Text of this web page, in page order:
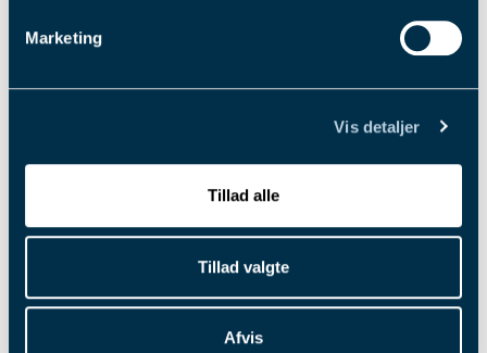
Marketing
Vis detaljer
Tillad alle
Tillad valgte
Afvis